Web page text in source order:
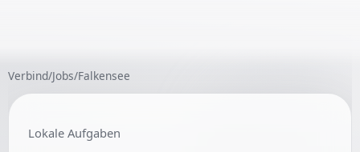
Verbind/Jobs/Falkensee
Lokale Aufgaben